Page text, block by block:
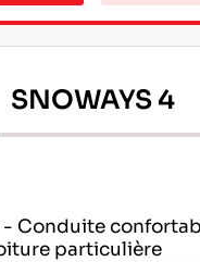
SNOWAYS 4
- Conduite
particulière